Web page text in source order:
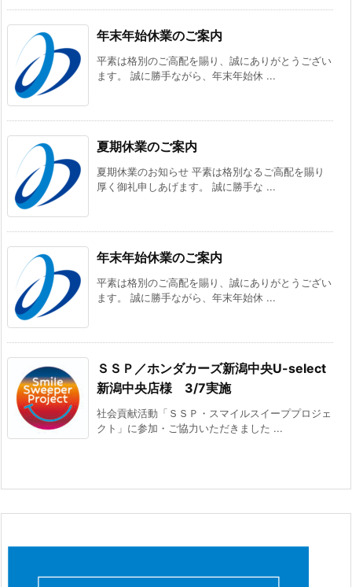
年末年始休業のご案内
平素は格別のご高配を賜り、誠にありがとうござい
ます。 誠に勝手ながら、年末年始休 ...
夏期休業のご案内
夏期休業のお知らせ 平素は格別なるご高配を賜り
厚く御礼申しあげます。 誠に勝手な ...
年末年始休業のご案内
平素は格別のご高配を賜り、誠にありがとうござい
ます。 誠に勝手ながら、年末年始休 ...
ＳＳＰ／ホンダカーズ新潟中央U-select
新潟中央店様 3/7実施
社会貢献活動「ＳＳＰ・スマイルスイーププロジェ
クト」に参加・ご協力いただきました ...